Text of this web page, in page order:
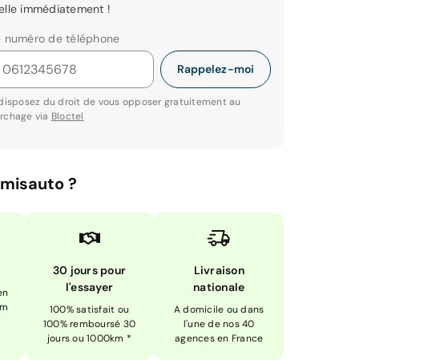
immédiatement !
numéro de téléphone
Rappelez-moi
du droit de vous opposer gratuitement au
via Bloctel
?
30 jours pour
l'essayer
100% satisfait ou
100% remboursé 30
jours ou 1000km *
Livraison
nationale
A domicile ou dans
l'une de nos 40
agences en France